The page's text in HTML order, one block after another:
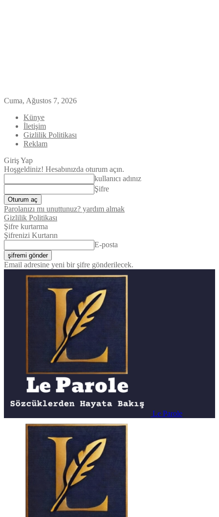
Cuma, Ağustos 7, 2026
Künye
İletişim
Gizlilik Politikası
Reklam
Giriş Yap
Hoşgeldiniz! Hesabınızda oturum açın.
kullanıcı adınız
Şifre
Parolanızı mı unuttunuz? yardım almak
Gizlilik Politikası
Şifre kurtarma
Şifrenizi Kurtarın
E-posta
Email adresine yeni bir şifre gönderilecek.
Le Parole